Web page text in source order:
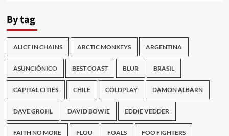
By tag
ALICE IN CHAINS ARCTIC MONKEYS ARGENTINA
ASUNCIÓNICO BEST COAST BLUR BRASIL
CAPITAL CITIES CHILE COLDPLAY DAMON ALBARN
DAVE GROHL DAVID BOWIE EDDIE VEDDER
FAITH NO MORE FLOU FOALS FOO FIGHTERS